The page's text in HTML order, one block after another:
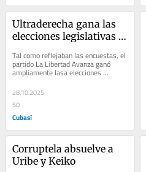
Ultraderecha gana las
elecciones legislativas
Tal como reflejaban las encuestas, el
partido La Libertad Avanza ganó
ampliamente lasa elecciones
legislativas de este domingo en
Argentina, lo cual...
28.10.2025
50
Cubasí
Corruptela absuelve a
Uribe y Keiko